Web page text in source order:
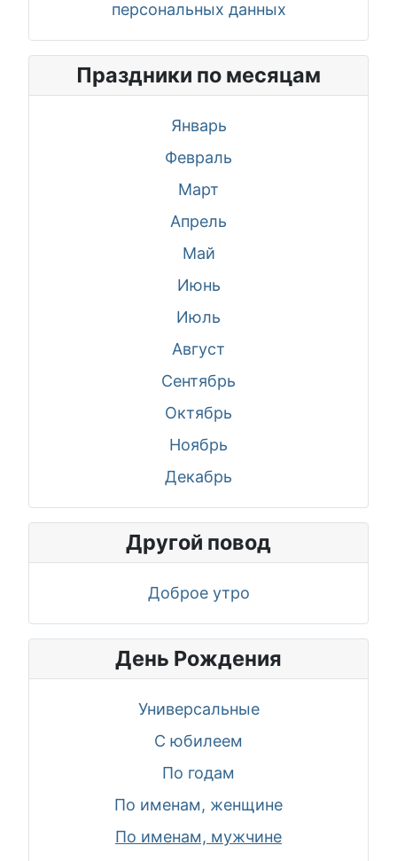
персональных данных
Праздники по месяцам
Январь
Февраль
Март
Апрель
Май
Июнь
Июль
Август
Сентябрь
Октябрь
Ноябрь
Декабрь
Другой повод
Доброе утро
День Рождения
Универсальные
С юбилеем
По годам
По именам, женщине
По именам, мужчине